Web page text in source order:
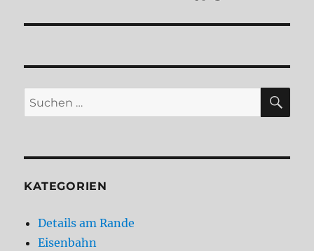
Suchen
nach:
KATEGORIEN
Details am Rande
Eisenbahn